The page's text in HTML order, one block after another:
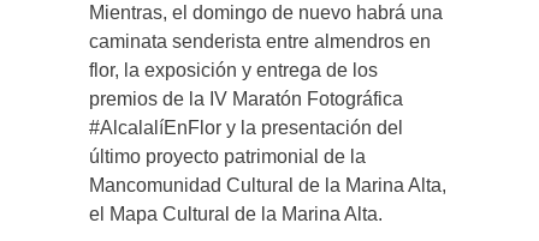
Mientras, el domingo de nuevo habrá una
caminata senderista entre almendros en
flor, la exposición y entrega de los
premios de la IV Maratón Fotográfica
#AlcalalíEnFlor y la presentación del
último proyecto patrimonial de la
Mancomunidad Cultural de la Marina Alta,
el Mapa Cultural de la Marina Alta.